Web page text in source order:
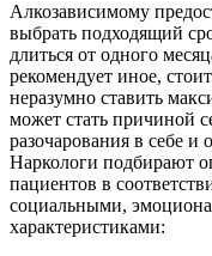
Алкозависимому
выбрать подходящий
длиться от одного
рекомендует иное,
неразумно ставить
может стать причиной
разочарования в себе и
Наркологи подбирают
пациентов в
социальными,
характеристиками: